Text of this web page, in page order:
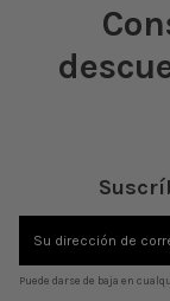
Puede darse de baja en